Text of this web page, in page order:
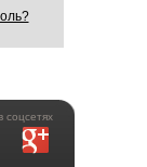
соцсетях